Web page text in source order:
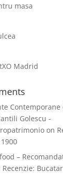
masa
Madrid
Golescu -
on
–
Recenzie: